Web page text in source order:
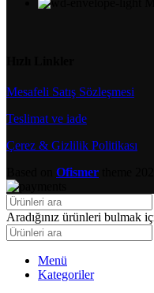
Mesafeli Satış Sözleşmesi
Teslimat ve iade
Çerez & Gizlilik Politikası
Ofismer
Aradığınız ürünleri bulmak
Menü
Kategoriler